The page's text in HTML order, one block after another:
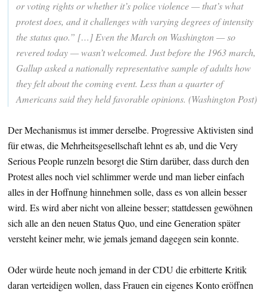
or voting rights or whether it’s police violence — that’s what
protest does, and it challenges with varying degrees of intensity
the status quo.” […] Even the March on Washington — so
revered today — wasn’t welcomed. Just before the 1963 march,
Gallup asked a nationally representative sample of adults how
they felt about the coming event. Less than a quarter of
Americans said they held favorable opinions. (Washington Post)
Der Mechanismus ist immer derselbe. Progressive Aktivisten sind
für etwas, die Mehrheitsgesellschaft lehnt es ab, und die Very
Serious People runzeln besorgt die Stirn darüber, dass durch den
Protest alles noch viel schlimmer werde und man lieber einfach
alles in der Hoffnung hinnehmen solle, dass es von allein besser
wird. Es wird aber nicht von alleine besser; stattdessen gewöhnen
sich alle an den neuen Status Quo, und eine Generation später
versteht keiner mehr, wie jemals jemand dagegen sein konnte.
Oder würde heute noch jemand in der CDU die erbitterte Kritik
daran verteidigen wollen, dass Frauen ein eigenes Konto eröffnen